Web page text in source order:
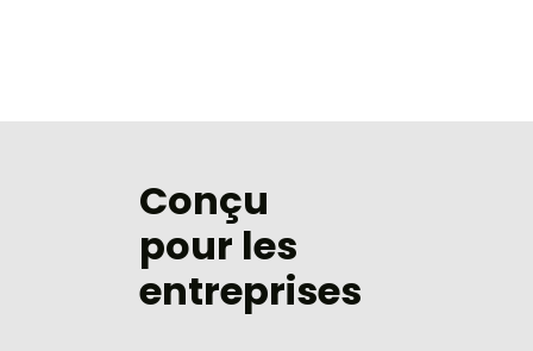
Conçu
pour les
entreprises